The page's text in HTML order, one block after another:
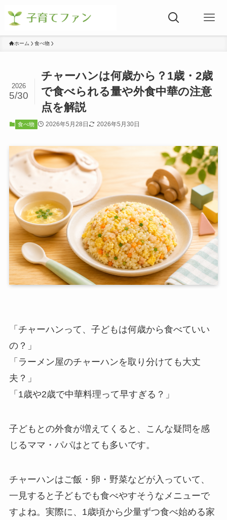
ホーム 食べ物
チャーハンは何歳から？1歳・2歳
で食べられる量や外食中華の注意
点を解説
2026
5/30
食べ物 2026年5月28日 2026年5月30日
「チャーハンって、子どもは何歳から食べていい
の？」
「ラーメン屋のチャーハンを取り分けても大丈
夫？」
「1歳や2歳で中華料理って早すぎる？」
子どもとの外食が増えてくると、こんな疑問を感
じるママ・パパはとても多いです。
チャーハンはご飯・卵・野菜などが入っていて、
一見すると子どもでも食べやすそうなメニューで
すよね。実際に、1歳頃から少量ずつ食べ始める家